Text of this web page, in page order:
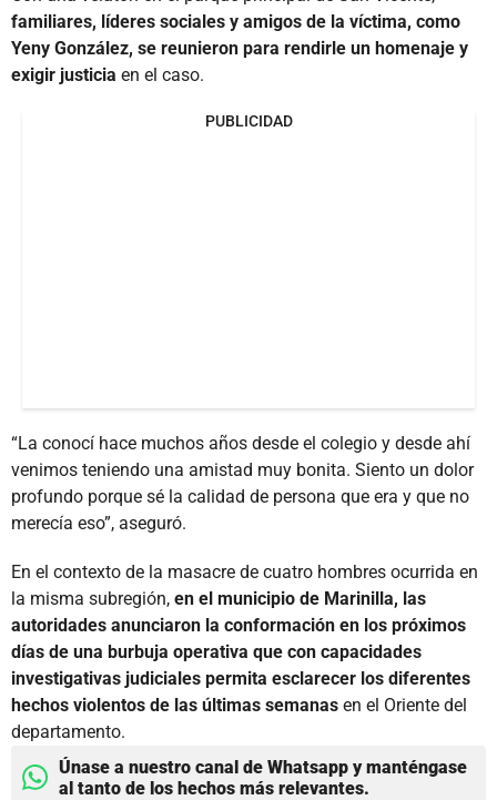
familiares, líderes sociales y amigos de la víctima, como
Yeny González, se reunieron para rendirle un homenaje y
exigir justicia en el caso.
PUBLICIDAD
“La conocí hace muchos años desde el colegio y desde ahí
venimos teniendo una amistad muy bonita. Siento un dolor
profundo porque sé la calidad de persona que era y que no
merecía eso”, aseguró.
En el contexto de la masacre de cuatro hombres ocurrida en
la misma subregión, en el municipio de Marinilla, las
autoridades anunciaron la conformación en los próximos
días de una burbuja operativa que con capacidades
investigativas judiciales permita esclarecer los diferentes
hechos violentos de las últimas semanas en el Oriente del
departamento.
Únase a nuestro canal de Whatsapp y manténgase
al tanto de los hechos más relevantes.